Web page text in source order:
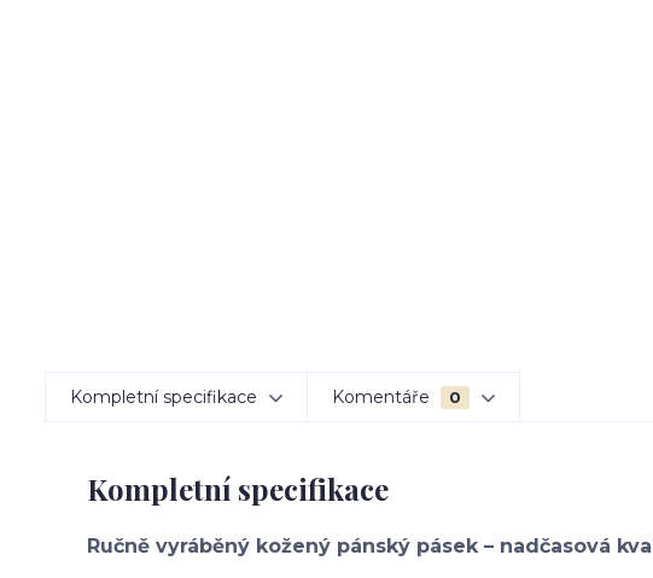
Kompletní specifikace Komentáře 0
Kompletní specifikace
Ručně vyráběný kožený pánský pásek – nadčasová